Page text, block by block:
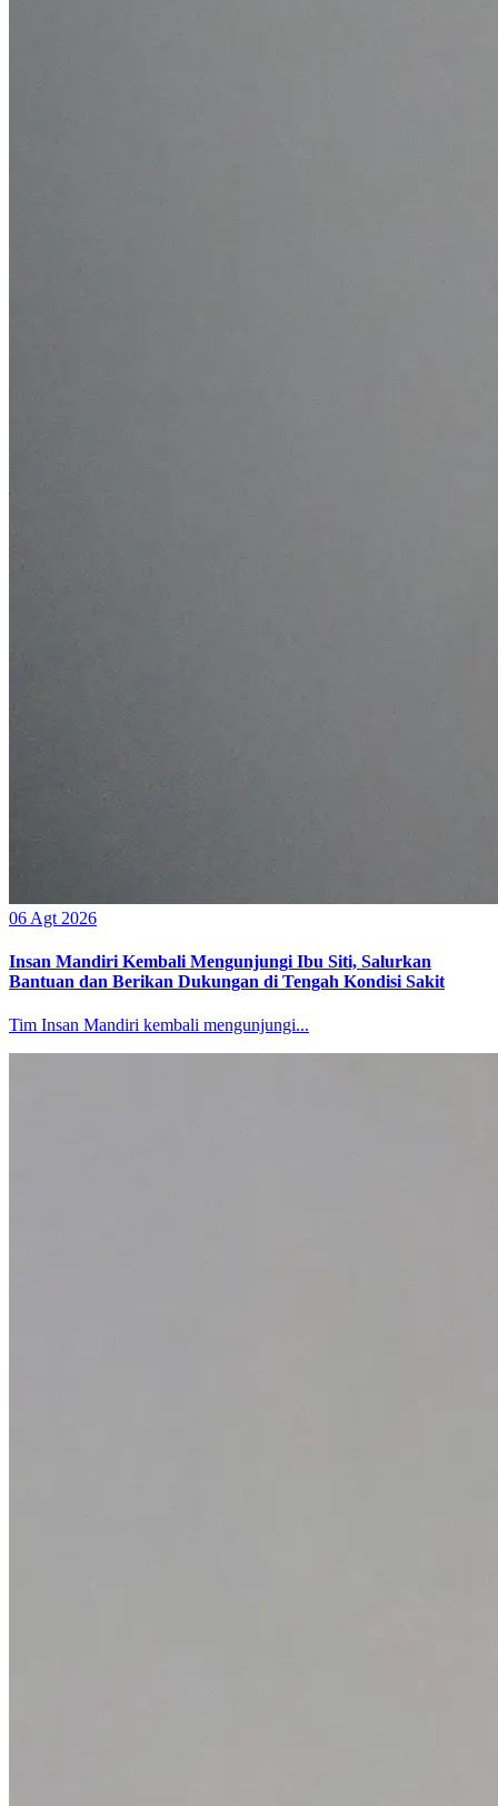
06 Agt 2026
Insan Mandiri Kembali Mengunjungi Ibu Siti, Salurkan
Bantuan dan Berikan Dukungan di Tengah Kondisi Sakit
Tim Insan Mandiri kembali mengunjungi...